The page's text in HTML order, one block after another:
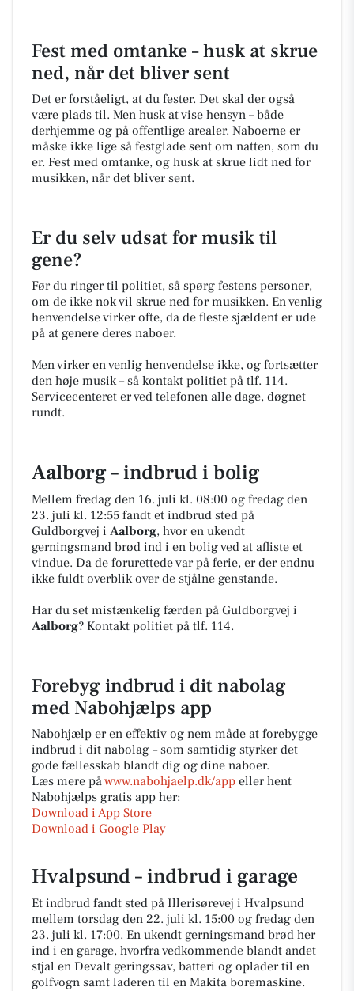
Fest med omtanke – husk at skrue
ned, når det bliver sent
Det er forståeligt, at du fester. Det skal der også
være plads til. Men husk at vise hensyn – både
derhjemme og på offentlige arealer. Naboerne er
måske ikke lige så festglade sent om natten, som du
er. Fest med omtanke, og husk at skrue lidt ned for
musikken, når det bliver sent.
Er du selv udsat for musik til
gene?
Før du ringer til politiet, så spørg festens personer,
om de ikke nok vil skrue ned for musikken. En venlig
henvendelse virker ofte, da de fleste sjældent er ude
på at genere deres naboer.
Men virker en venlig henvendelse ikke, og fortsætter
den høje musik – så kontakt politiet på tlf. 114.
Servicecenteret er ved telefonen alle dage, døgnet
rundt.
Aalborg– indbrud i bolig
Mellem fredag den 16. juli kl. 08:00 og fredag den
23. juli kl. 12:55 fandt et indbrud sted på
Guldborgvej i Aalborg, hvor en ukendt
gerningsmand brød ind i en bolig ved at afliste et
vindue. Da de forurettede var på ferie, er der endnu
ikke fuldt overblik over de stjålne genstande.
Har du set mistænkelig færden på Guldborgvej i
Aalborg? Kontakt politiet på tlf. 114.
Forebyg indbrud i dit nabolag
med Nabohjælps app
Nabohjælp er en effektiv og nem måde at forebygge
indbrud i dit nabolag – som samtidig styrker det
gode fællesskab blandt dig og dine naboer.
Læs mere påwww.nabohjaelp.dk/app eller hent
Nabohjælps gratis app her:
Download i App Store
Download i Google Play
Hvalpsund – indbrud i garage
Et indbrud fandt sted på Illerisørevej i Hvalpsund
mellem torsdag den 22. juli kl. 15:00 og fredag den
23. juli kl. 17:00. En ukendt gerningsmand brød her
ind i en garage, hvorfra vedkommende blandt andet
stjal en Devalt geringssav, batteri og oplader til en
golfvogn samt laderen til en Makita boremaskine.